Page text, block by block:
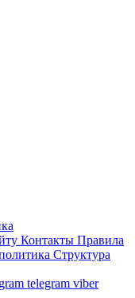
Контакты Правила
Структура
telegram viber